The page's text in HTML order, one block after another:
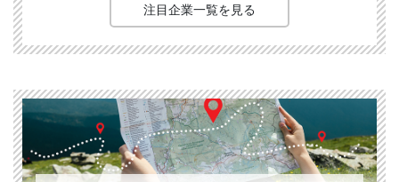
注目企業一覧を見る